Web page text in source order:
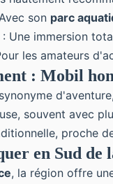
son parc
: Une immersion
les amateurs
: Mobil
d'aventure
souvent avec
proche
en Sud de
, la région offre